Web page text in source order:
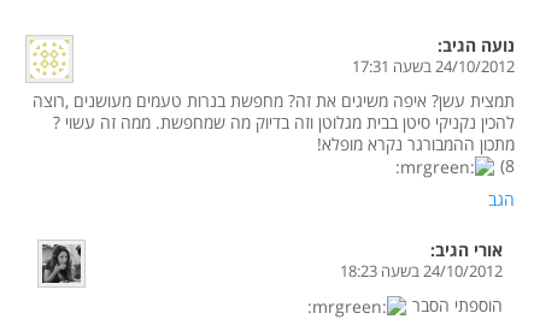
נועה הגיב:
24/10/2012 בשעה 17:31
תמצית עשן? איפה משיגים את זה? מחפשת בנרות טעמים מעושנים ,רוצה
להכין נקניקי סיטן בבית מגלוטן וזה בדיוק מה שמחפשת. ממה זה עשוי ?
מתכון ההמבורגר נקרא מופלא!
8)
הגב
אורי הגיב:
24/10/2012 בשעה 18:23
הוספתי הסבר